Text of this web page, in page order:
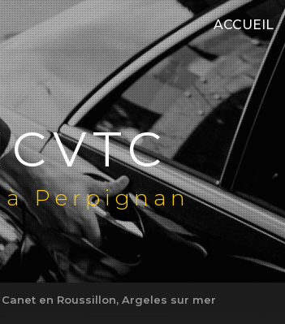
ACCUEIL
à Perpignan
en Roussillon, Argeles sur mer